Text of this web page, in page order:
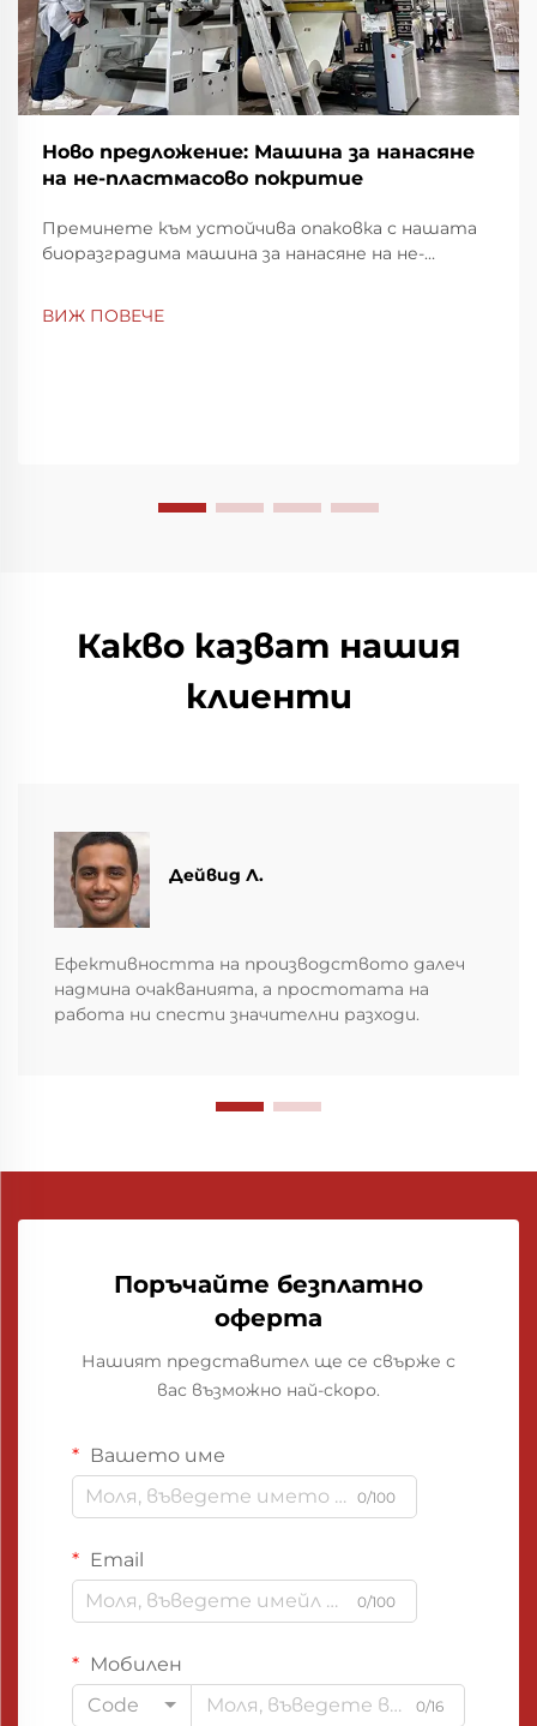
Ново предложение: Машина за нанасяне
на не-пластмасово покритие
Преминете към устойчива опаковка с нашата
биоразградима машина за нанасяне на не-
въздействие. Научете повече сега.
ВИЖ ПОВЕЧЕ
Какво казват нашия
клиенти
Дейвид Л.
Ефективността на производството далеч
надмина очакванията, а простотата на
работа ни спести значителни разходи.
Поръчайте безплатно
оферта
Нашият представител ще се свърже с
вас възможно най-скоро.
Вашето име
0/100
Email
0/100
Мобилен
Code
0/16